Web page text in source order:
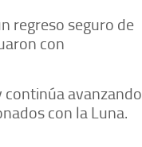
regreso seguro de
con
continúa avanzando
con la Luna.